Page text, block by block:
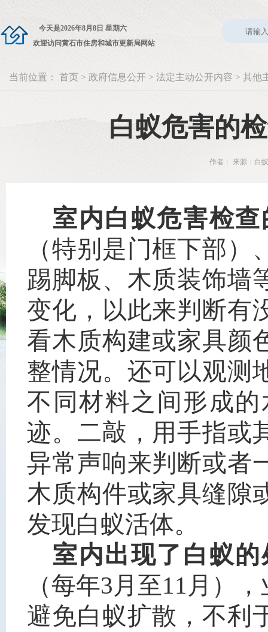
今天是2026年8月8日 星期六
欢迎访问黄石市住房和城市更新局网站
当前位置： 首页 > 政府信息公开 > 法定主动公开内容 > 其他
白蚁危害的
作者： 来源：
室内白蚁危害检
（特别是门框下部
踢脚板、木质装饰墙
变化，以此来判断有
看木质构建或家具颜
整情况。还可以观测
不同材料之间形成
迹。二敲，用手指或
异常声响来判断或者
木质构件或家具缝隙
发现白蚁活体。
室内出现了白蚁
（每年3月至11月）
避免白蚁扩散，不利